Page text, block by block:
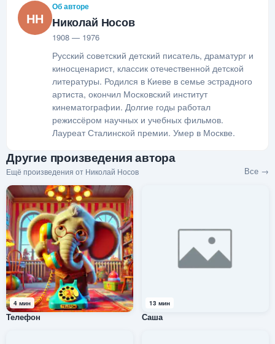
НН
Об авторе
Николай Носов
1908 — 1976
Русский советский детский писатель, драматург и
киносценарист, классик отечественной детской
литературы. Родился в Киеве в семье эстрадного
артиста, окончил Московский институт
кинематографии. Долгие годы работал
режиссёром научных и учебных фильмов.
Лауреат Сталинской премии. Умер в Москве.
Другие произведения автора
Ещё произведения от Николай Носов Все →
4 мин
Телефон
13 мин
Саша